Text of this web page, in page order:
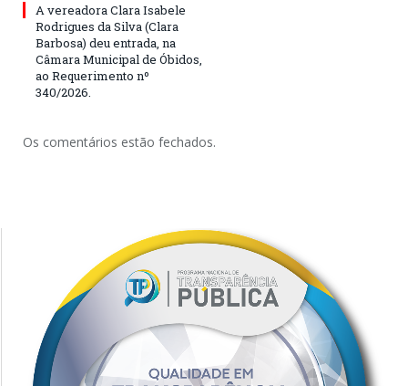
A vereadora Clara Isabele
Rodrigues da Silva (Clara
Barbosa) deu entrada, na
Câmara Municipal de Óbidos,
ao Requerimento nº
340/2026.
Os comentários estão fechados.